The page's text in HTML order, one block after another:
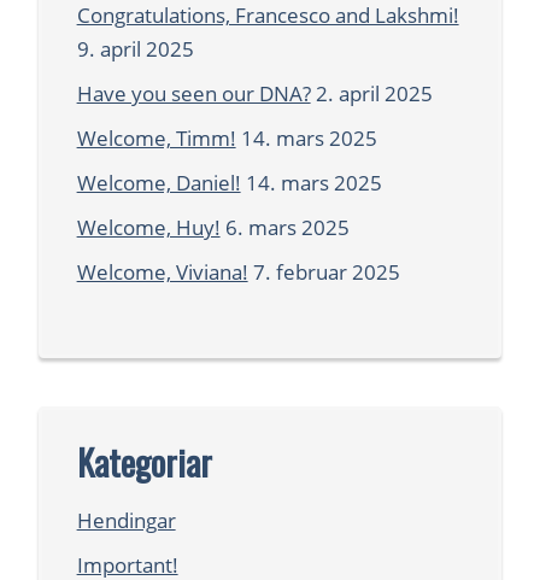
Congratulations, Francesco and Lakshmi!
9. april 2025
Have you seen our DNA?2. april 2025
Welcome, Timm! 14. mars 2025
Welcome, Daniel! 14. mars 2025
Welcome, Huy! 6. mars 2025
Welcome, Viviana! 7. februar 2025
Kategoriar
Hendingar
Important!